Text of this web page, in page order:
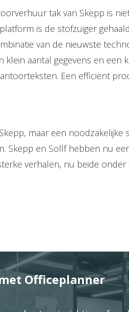
tak van Skepp is
is de stofzuiger
van de nieuwste
klein aantal gegevens en
Een efficiënt
maar een noodzakelijke
Skepp en Sollf hebben nu
verhalen, nu beide onder
Officeplanner